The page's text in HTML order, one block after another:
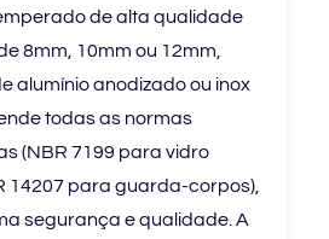
de alta qualidade
8mm, 10mm ou 12mm,
alumínio anodizado ou inox
todas as normas
(NBR 7199 para vidro
14207 para guarda-corpos),
segurança e qualidade. A